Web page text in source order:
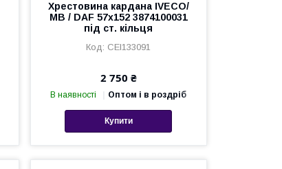
Хрестовина кардана IVECO/
MB / DAF 57х152 3874100031
під ст. кільця
CEI133091
2 750 ₴
В наявності Оптом і в роздріб
Купити